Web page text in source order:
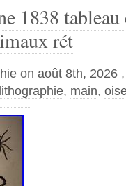
ici un grand
sur bois,
de
des
publications
besoins des
capables de
Vous pouvez
du travail ou de
1838
rét
on août 8th, 2026
lithographie, main,